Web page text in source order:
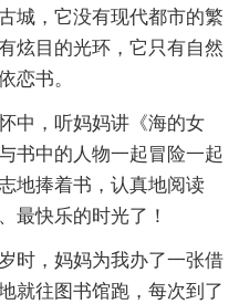
城，它没有现代都市的繁
炫目的光环，它只有自然
恋书。
中，听妈妈讲《海的女
书中的人物一起冒险一起
地捧着书，认真地阅读
最快乐的时光了！
时，妈妈为我办了一张借
就往图书馆跑，每次到了